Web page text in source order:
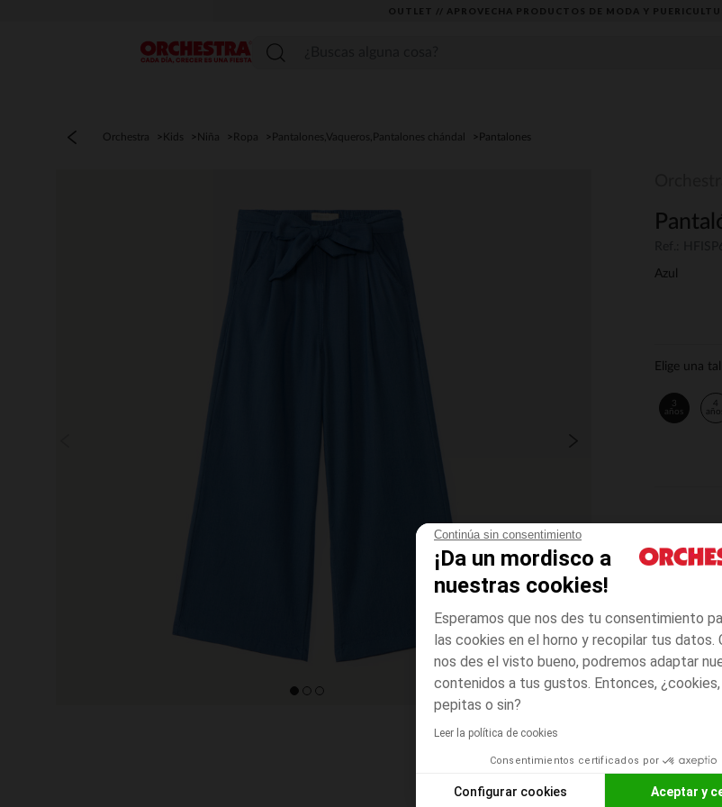
Continúa sin consentimiento
¡Da un mordisco a
nuestras cookies!
Esperamos que nos des tu consentimiento
las cookies en el horno y recopilar tus datos.
nos des el visto bueno, podremos adaptar
contenidos a tus gustos. Entonces,
pepitas o sin?
Leer la política de cookies
Consentimientos certificados por
Configurar cookies Aceptar y
OUTLET // APROVECHA PRODUCTOS DE MODA Y
Menú
Orchestra Kids Niña Ropa Pantalones,Vaqueros,Pantalones chándal Pantalones
Azul
Elige una
3
años
4
MODOS